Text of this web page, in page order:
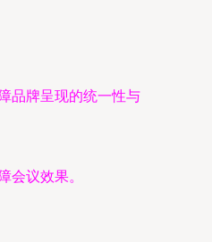
品牌呈现的统一性与
会议效果。